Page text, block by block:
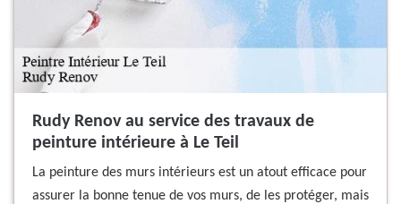
Rudy Renov au service des travaux de
peinture intérieure à Le Teil
La peinture des murs intérieurs est un atout efficace pour
assurer la bonne tenue de vos murs, de les protéger, mais